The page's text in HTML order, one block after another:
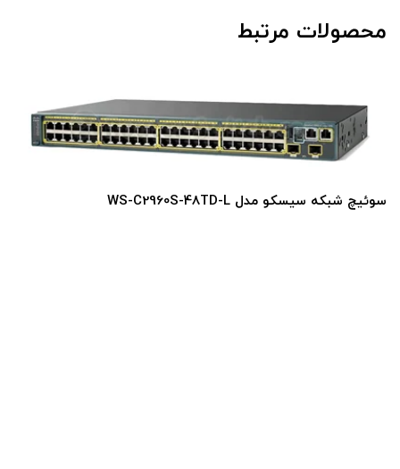
محصولات مرتبط
سوئیچ شبکه سیسکو مدل WS-C2960S-48TD-L